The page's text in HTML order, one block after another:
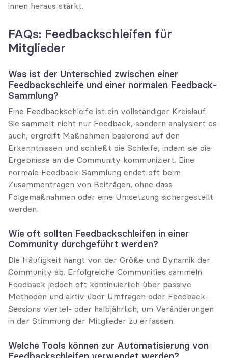
innen heraus stärkt.
FAQs: Feedbackschleifen für
Mitglieder
Was ist der Unterschied zwischen einer
Feedbackschleife und einer normalen Feedback-
Sammlung?
Eine Feedbackschleife ist ein vollständiger Kreislauf.
Sie sammelt nicht nur Feedback, sondern analysiert es
auch, ergreift Maßnahmen basierend auf den
Erkenntnissen und schließt die Schleife, indem sie die
Ergebnisse an die Community kommuniziert. Eine
normale Feedback-Sammlung endet oft beim
Zusammentragen von Beiträgen, ohne dass
Folgemaßnahmen oder eine Umsetzung sichergestellt
werden.
Wie oft sollten Feedbackschleifen in einer
Community durchgeführt werden?
Die Häufigkeit hängt von der Größe und Dynamik der
Community ab. Erfolgreiche Communities sammeln
Feedback jedoch oft kontinuierlich über passive
Methoden und aktiv über Umfragen oder Feedback-
Sessions viertel- oder halbjährlich, um Veränderungen
in der Stimmung der Mitglieder zu erfassen.
Welche Tools können zur Automatisierung von